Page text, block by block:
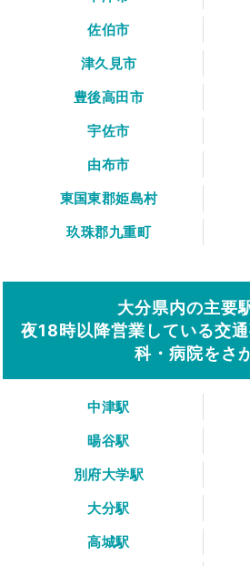
佐伯市
津久見市
豊後高田市
宇佐市
由布市
東国東郡姫島村
玖珠郡九重町
大分県内の主要
夜18時以降営業している交
科・病院をさ
中津駅
暘谷駅
別府大学駅
大分駅
高城駅